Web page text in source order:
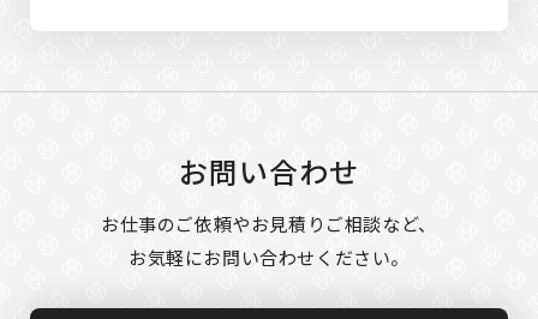
お問い合わせ
お仕事のご依頼やお見積りご相談など、
お気軽にお問い合わせください。